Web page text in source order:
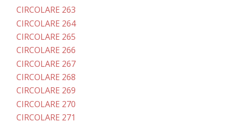
CIRCOLARE 263
CIRCOLARE 264
CIRCOLARE 265
CIRCOLARE 266
CIRCOLARE 267
CIRCOLARE 268
CIRCOLARE 269
CIRCOLARE 270
CIRCOLARE 271